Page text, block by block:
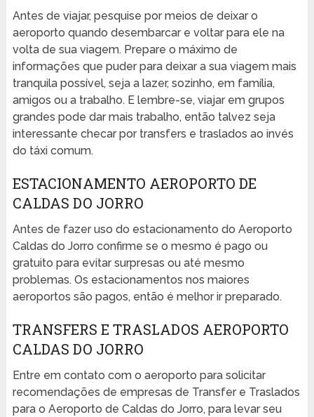
Antes de viajar, pesquise por meios de deixar o
aeroporto quando desembarcar e voltar para ele na
volta de sua viagem. Prepare o máximo de
informações que puder para deixar a sua viagem mais
tranquila possível, seja a lazer, sozinho, em família,
amigos ou a trabalho. E lembre-se, viajar em grupos
grandes pode dar mais trabalho, então talvez seja
interessante checar por transfers e traslados ao invés
do táxi comum.
ESTACIONAMENTO AEROPORTO DE
CALDAS DO JORRO
Antes de fazer uso do estacionamento do Aeroporto
Caldas do Jorro confirme se o mesmo é pago ou
gratuito para evitar surpresas ou até mesmo
problemas. Os estacionamentos nos maiores
aeroportos são pagos, então é melhor ir preparado.
TRANSFERS E TRASLADOS AEROPORTO
CALDAS DO JORRO
Entre em contato com o aeroporto para solicitar
recomendações de empresas de Transfer e Traslados
para o Aeroporto de Caldas do Jorro, para levar seu